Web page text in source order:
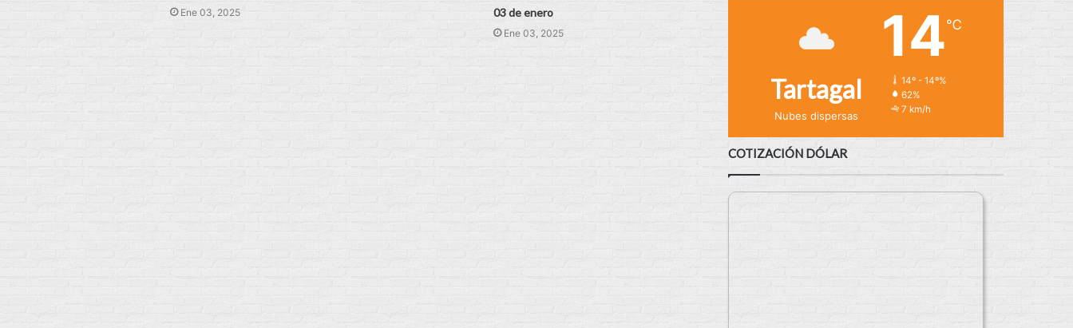
Ene 03, 2025
03 de enero
Ene 03, 2025
Tartagal
Nubes dispersas
14℃
14º - 14º%
62%
7 km/h
COTIZACIÓN DÓLAR